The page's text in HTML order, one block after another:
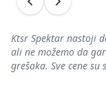
Prethodni
Sledeći
Ktsr Spektar nastoji
ali ne možemo da
grešaka. Sve cene